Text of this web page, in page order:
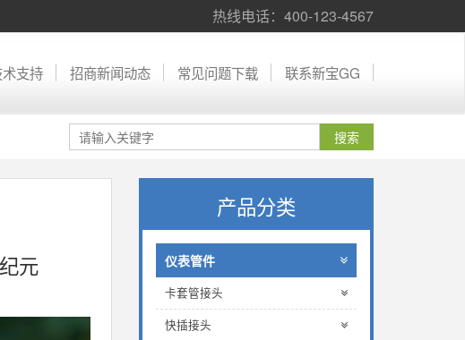
热线电话：400-123-4567
支持 招商新闻动态 常见问题下载 联系新宝GG
元
产品分类
仪表管件
卡套管接头
快插接头